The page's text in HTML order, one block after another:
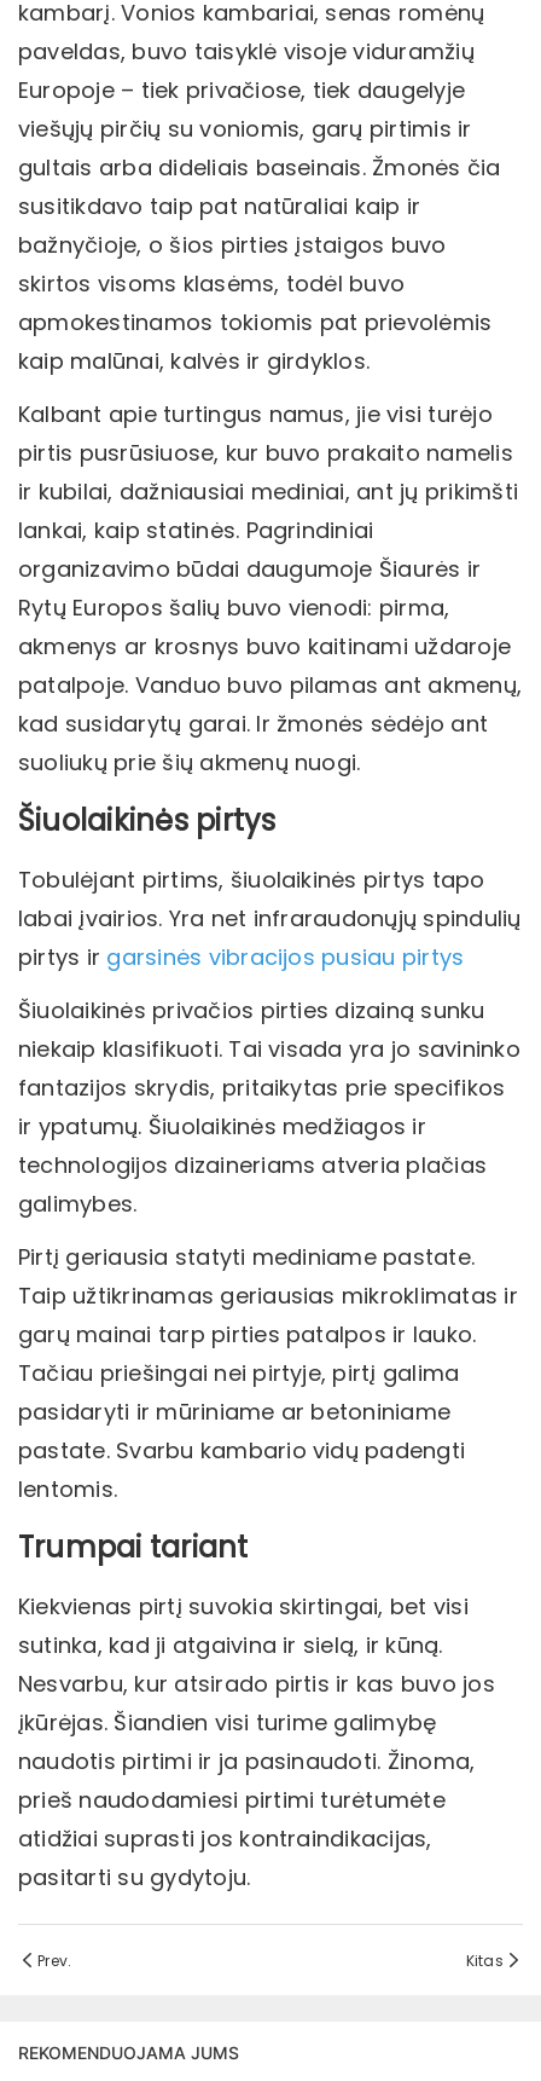
kambarį. Vonios kambariai, senas romėnų
paveldas, buvo taisyklė visoje viduramžių
Europoje – tiek privačiose, tiek daugelyje
viešųjų pirčių su voniomis, garų pirtimis ir
gultais arba dideliais baseinais. Žmonės čia
susitikdavo taip pat natūraliai kaip ir
bažnyčioje, o šios pirties įstaigos buvo
skirtos visoms klasėms, todėl buvo
apmokestinamos tokiomis pat prievolėmis
kaip malūnai, kalvės ir girdyklos.
Kalbant apie turtingus namus, jie visi turėjo
pirtis pusrūsiuose, kur buvo prakaito namelis
ir kubilai, dažniausiai mediniai, ant jų prikimšti
lankai, kaip statinės. Pagrindiniai
organizavimo būdai daugumoje Šiaurės ir
Rytų Europos šalių buvo vienodi: pirma,
akmenys ar krosnys buvo kaitinami uždaroje
patalpoje. Vanduo buvo pilamas ant akmenų,
kad susidarytų garai. Ir žmonės sėdėjo ant
suoliukų prie šių akmenų nuogi.
Šiuolaikinės pirtys
Tobulėjant pirtims, šiuolaikinės pirtys tapo
labai įvairios. Yra net infraraudonųjų spindulių
pirtys ir garsinės vibracijos pusiau pirtys
Šiuolaikinės privačios pirties dizainą sunku
niekaip klasifikuoti. Tai visada yra jo savininko
fantazijos skrydis, pritaikytas prie specifikos
ir ypatumų. Šiuolaikinės medžiagos ir
technologijos dizaineriams atveria plačias
galimybes.
Pirtį geriausia statyti mediniame pastate.
Taip užtikrinamas geriausias mikroklimatas ir
garų mainai tarp pirties patalpos ir lauko.
Tačiau priešingai nei pirtyje, pirtį galima
pasidaryti ir mūriniame ar betoniniame
pastate. Svarbu kambario vidų padengti
lentomis.
Trumpai tariant
Kiekvienas pirtį suvokia skirtingai, bet visi
sutinka, kad ji atgaivina ir sielą, ir kūną.
Nesvarbu, kur atsirado pirtis ir kas buvo jos
įkūrėjas. Šiandien visi turime galimybę
naudotis pirtimi ir ja pasinaudoti. Žinoma,
prieš naudodamiesi pirtimi turėtumėte
atidžiai suprasti jos kontraindikacijas,
pasitarti su gydytoju.
Prev. Kitas
REKOMENDUOJAMA JUMS